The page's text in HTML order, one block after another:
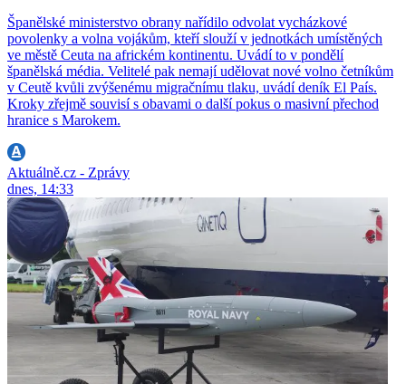
Španělské ministerstvo obrany nařídilo odvolat vycházkové
povolenky a volna vojákům, kteří slouží v jednotkách umístěných
ve městě Ceuta na africkém kontinentu. Uvádí to v pondělí
španělská média. Velitelé pak nemají udělovat nové volno četníkům
v Ceutě kvůli zvýšenému migračnímu tlaku, uvádí deník El País.
Kroky zřejmě souvisí s obavami o další pokus o masivní přechod
hranice s Marokem.
Aktuálně.cz - Zprávy
dnes, 14:33